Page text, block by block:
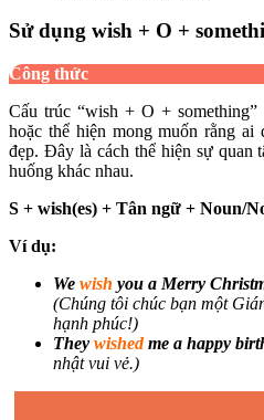
Sử dụng wish + O +
Công thức
Cấu trúc “wish + O +
hoặc thể hiện mong muốn rằng
đẹp. Đây là cách thể hiện sự quan
huống khác nhau.
S + wish(es) + Tân ngữ + Noun/
Ví dụ:
We wish you a Merry
(Chúng tôi chúc bạn một
hạnh phúc!)
They wishedme a happy
nhật vui vẻ.)